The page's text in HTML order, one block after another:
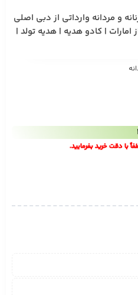
و مردانه وارداتی از دبی اصلی
| کادو هدیه | هدیه تولد |
با دقت خرید بفرمایید.